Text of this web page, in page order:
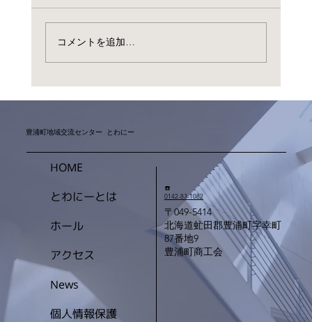
とよP！ポイント3倍セール
コメントを追加…
豊浦町地域交流センター とわにー
〒049-5414
北海道虻田郡豊浦町字幸町
87番地9
豊浦町商工会
☎️
0142-83-1082
HOME
とわにーとは
ホール
アクセス
News
個人情報保護